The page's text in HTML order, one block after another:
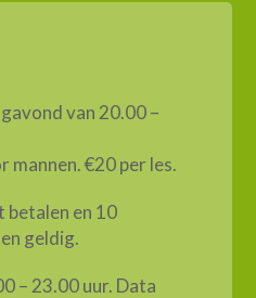
van 20.00 –
mannen. €20 per les.
betalen en 10
geldig.
– 23.00 uur. Data